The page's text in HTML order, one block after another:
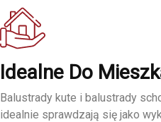
Idealne Do
Balustrady kute i balustrady
idealnie sprawdzają się jako